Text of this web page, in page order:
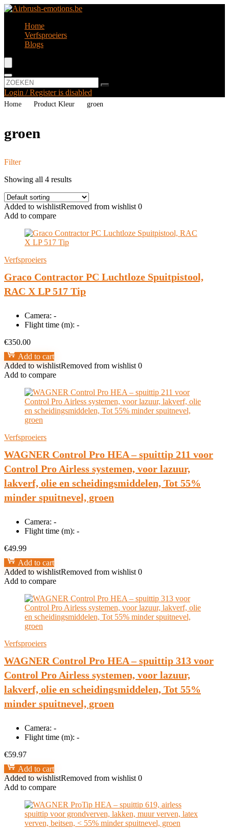
Home
Verfsproeiers
Blogs
Login / Register is disabled
Home Product Kleur ‎groen
‎groen
Filter
Showing all 4 results
Added to wishlistRemoved from wishlist 0
Add to compare
Verfsproeiers
Graco Contractor PC Luchtloze Spuitpistool,
RAC X LP 517 Tip
Camera: -
Flight time (m): -
€350.00
Add to cart
Added to wishlistRemoved from wishlist 0
Add to compare
Verfsproeiers
WAGNER Control Pro HEA – spuittip 211 voor
Control Pro Airless systemen, voor lazuur,
lakverf, olie en scheidingsmiddelen, Tot 55%
minder spuitnevel, groen
Camera: -
Flight time (m): -
€49.99
Add to cart
Added to wishlistRemoved from wishlist 0
Add to compare
Verfsproeiers
WAGNER Control Pro HEA – spuittip 313 voor
Control Pro Airless systemen, voor lazuur,
lakverf, olie en scheidingsmiddelen, Tot 55%
minder spuitnevel, groen
Camera: -
Flight time (m): -
€59.97
Add to cart
Added to wishlistRemoved from wishlist 0
Add to compare